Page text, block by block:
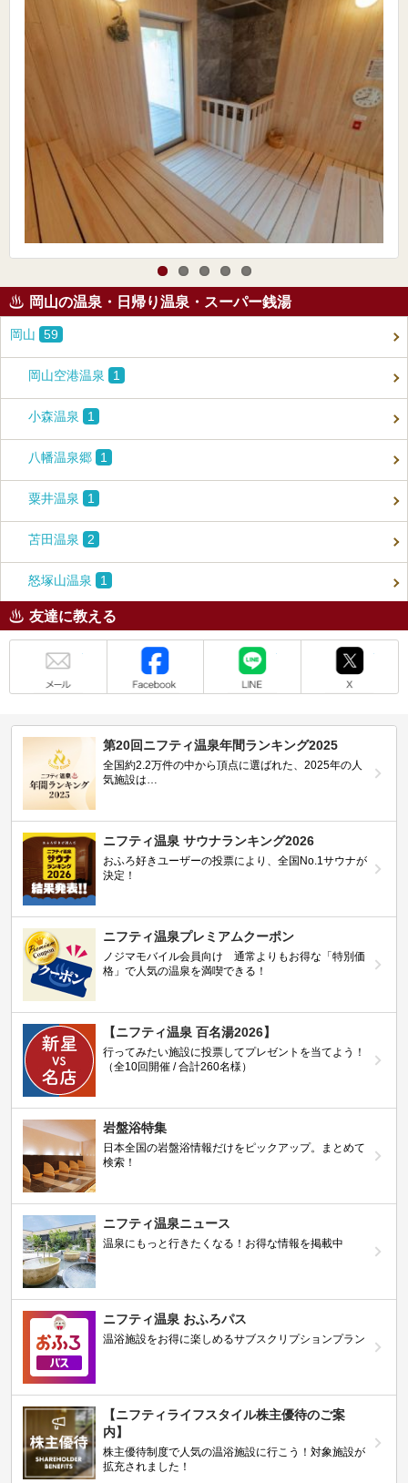
岡山の温泉・日帰り温泉・スーパー銭湯
岡山 59
岡山空港温泉 1
小森温泉 1
八幡温泉郷 1
粟井温泉 1
苫田温泉 2
怒塚山温泉 1
友達に教える
第20回ニフティ温泉年間ランキング2025
全国約2.2万件の中から頂点に選ばれた、2025年の人
気施設は…
ニフティ温泉 サウナランキング2026
おふろ好きユーザーの投票により、全国No.1サウナが
決定！
ニフティ温泉プレミアムクーポン
ノジマモバイル会員向け 通常よりもお得な「特別価
格」で人気の温泉を満喫できる！
【ニフティ温泉 百名湯2026】
行ってみたい施設に投票してプレゼントを当てよう！
（全10回開催 / 合計260名様）
岩盤浴特集
日本全国の岩盤浴情報だけをピックアップ。まとめて
検索！
ニフティ温泉ニュース
温泉にもっと行きたくなる！お得な情報を掲載中
ニフティ温泉 おふろパス
温浴施設をお得に楽しめるサブスクリプションプラン
【ニフティライフスタイル株主優待のご案
内】
株主優待制度で人気の温浴施設に行こう！対象施設が
拡充されました！